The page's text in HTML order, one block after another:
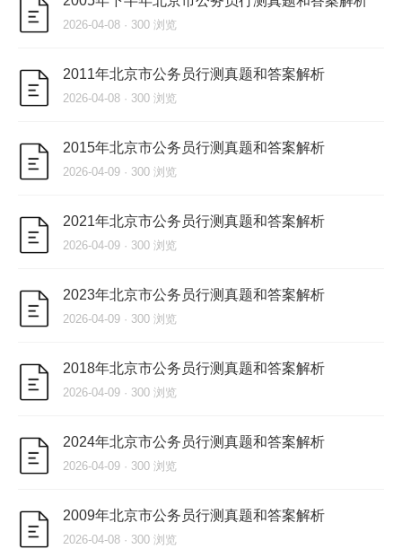
2026-04-08 · 300 浏览
2011年北京市公务员行测真题和答案解析
2026-04-08 · 300 浏览
2015年北京市公务员行测真题和答案解析
2026-04-09 · 300 浏览
2021年北京市公务员行测真题和答案解析
2026-04-09 · 300 浏览
2023年北京市公务员行测真题和答案解析
2026-04-09 · 300 浏览
2018年北京市公务员行测真题和答案解析
2026-04-09 · 300 浏览
2024年北京市公务员行测真题和答案解析
2026-04-09 · 300 浏览
2009年北京市公务员行测真题和答案解析
2026-04-08 · 300 浏览